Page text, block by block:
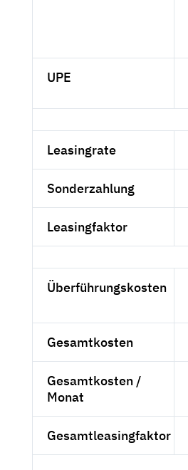
UPE
Leasingrate
Sonderzahlung
Leasingfaktor
Überführungskosten
Gesamtkosten
Gesamtkosten /
Monat
Gesamtleasingfaktor